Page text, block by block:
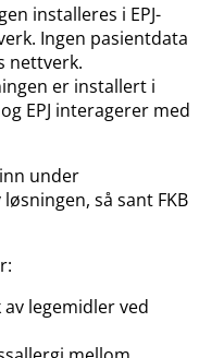
installeres i EPJ-
Ingen pasientdata
nettverk.
er installert i
EPJ interagerer med
inn under
så sant FKB
legemidler ved